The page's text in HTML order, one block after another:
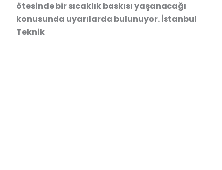
ötesinde bir sıcaklık baskısı yaşanacağı
konusunda uyarılarda bulunuyor. İstanbul
Teknik